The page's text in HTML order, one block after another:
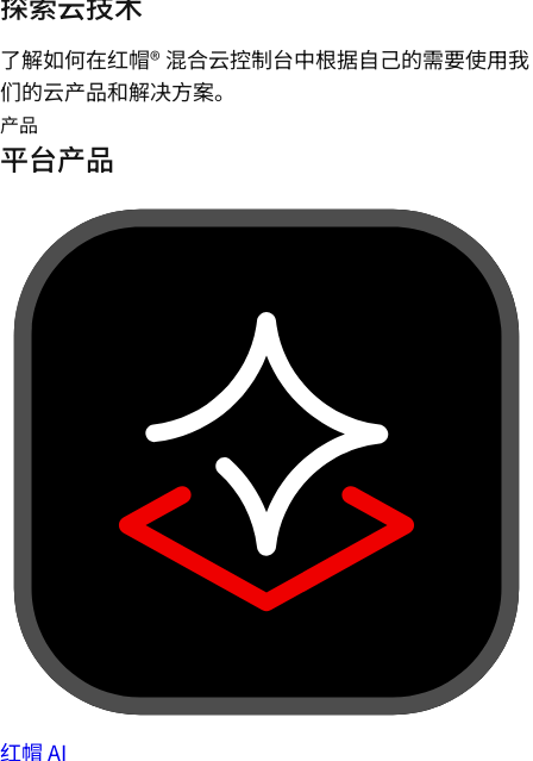
了解如何在红帽® 混合云控制台中根据自己的需要使用我
们的云产品和解决方案。
产品
平台产品
红帽 AI